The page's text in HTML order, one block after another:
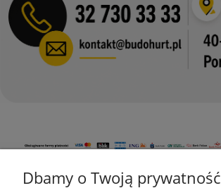
Dbamy o Twoją prywatność